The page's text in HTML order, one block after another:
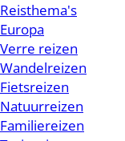
Reisthema's
Europa
Verre reizen
Wandelreizen
Fietsreizen
Natuurreizen
Familiereizen